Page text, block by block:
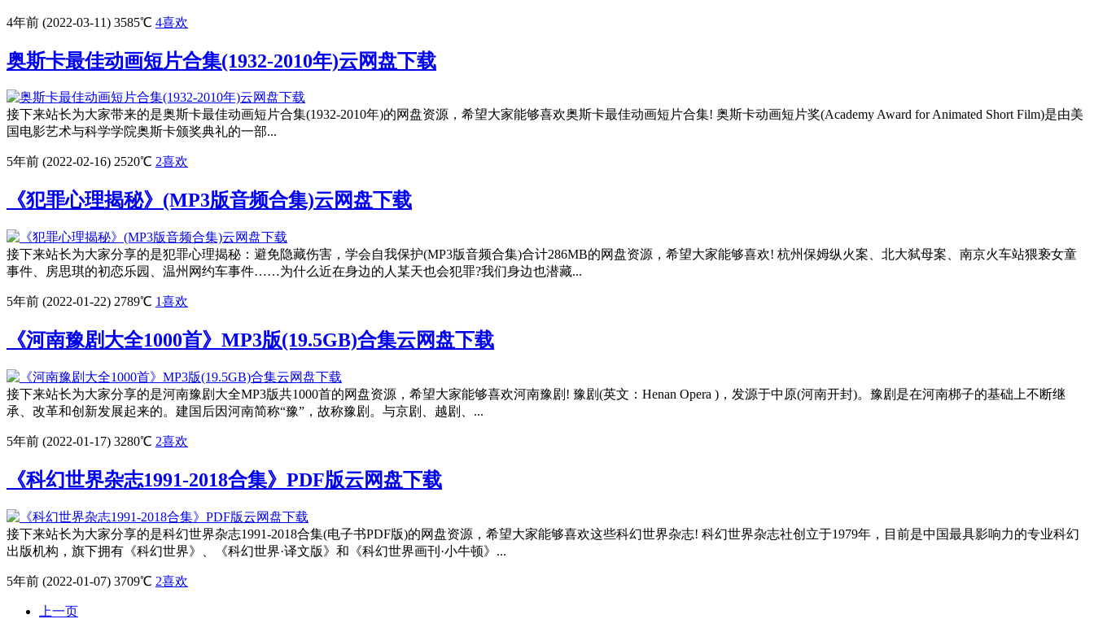
4年前 (2022-03-11) 3585℃ 4喜欢
奥斯卡最佳动画短片合集(1932-2010年)云网盘下载
接下来站长为大家带来的是奥斯卡最佳动画短片合集(1932-2010年)的网盘资源，希望大家能够喜欢奥斯卡最佳动画短片合集! 奥斯卡动画短片奖(Academy Award for Animated Short Film)是由美
国电影艺术与科学学院奥斯卡颁奖典礼的一部...
5年前 (2022-02-16) 2520℃ 2喜欢
《犯罪心理揭秘》(MP3版音频合集)云网盘下载
接下来站长为大家分享的是犯罪心理揭秘：避免隐藏伤害，学会自我保护(MP3版音频合集)合计286MB的网盘资源，希望大家能够喜欢! 杭州保姆纵火案、北大弑母案、南京火车站猥亵女童
事件、房思琪的初恋乐园、温州网约车事件……为什么近在身边的人某天也会犯罪?我们身边也潜藏...
5年前 (2022-01-22) 2789℃ 1喜欢
《河南豫剧大全1000首》MP3版(19.5GB)合集云网盘下载
接下来站长为大家分享的是河南豫剧大全MP3版共1000首的网盘资源，希望大家能够喜欢河南豫剧! 豫剧(英文：Henan Opera )，发源于中原(河南开封)。豫剧是在河南梆子的基础上不断继
承、改革和创新发展起来的。建国后因河南简称“豫”，故称豫剧。与京剧、越剧、...
5年前 (2022-01-17) 3280℃ 2喜欢
《科幻世界杂志1991-2018合集》PDF版云网盘下载
接下来站长为大家分享的是科幻世界杂志1991-2018合集(电子书PDF版)的网盘资源，希望大家能够喜欢这些科幻世界杂志! 科幻世界杂志社创立于1979年，目前是中国最具影响力的专业科幻
出版机构，旗下拥有《科幻世界》、《科幻世界·译文版》和《科幻世界画刊·小牛顿》...
5年前 (2022-01-07) 3709℃ 2喜欢
上一页